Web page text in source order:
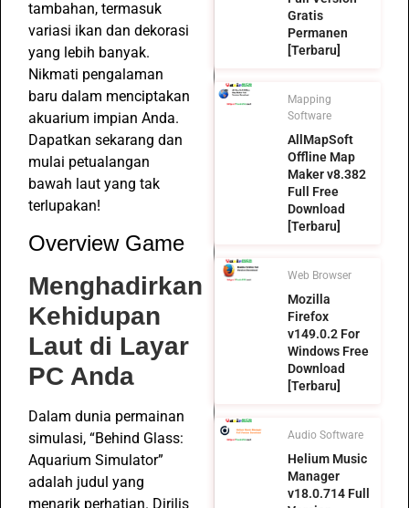
tambahan, termasuk
variasi ikan dan dekorasi
yang lebih banyak.
Nikmati pengalaman
baru dalam menciptakan
akuarium impian Anda.
Dapatkan sekarang dan
mulai petualangan
bawah laut yang tak
terlupakan!
Overview Game
Menghadirkan
Kehidupan
Laut di Layar
PC Anda
Dalam dunia permainan
simulasi, “Behind Glass:
Aquarium Simulator”
adalah judul yang
menarik perhatian. Dirilis
Gratis
Permanen
[Terbaru]
Mapping
Software
AllMapSoft
Offline Map
Maker v8.382
Full Free
Download
[Terbaru]
Web Browser
Mozilla
Firefox
v149.0.2 For
Windows Free
Download
[Terbaru]
Audio Software
Helium Music
Manager
v18.0.714 Full